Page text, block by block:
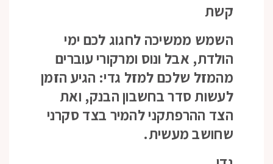
קשת
השמש ממשיכה לחגוג לכם ימי
הולדת, אבל ונוס ומרקורי עוברים
מהמזל שלכם למזל גדי: הגיע הזמן
לעשות סדר בחשבון הבנק, ואת
הצד ההרפתקני להמיר בצד סקרני
שחושב מעשית.